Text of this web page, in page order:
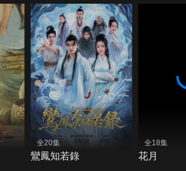
全20集
鸞鳳知若錄
全18集
花月